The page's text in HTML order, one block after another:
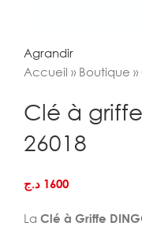
Agrandir
Accueil » Boutique »
Clé à
26018
1600 د.ج
La Clé à Griffe